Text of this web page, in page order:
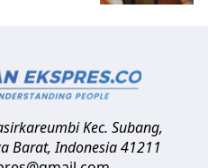
Kec. Subang,
Barat,Indonesia41211